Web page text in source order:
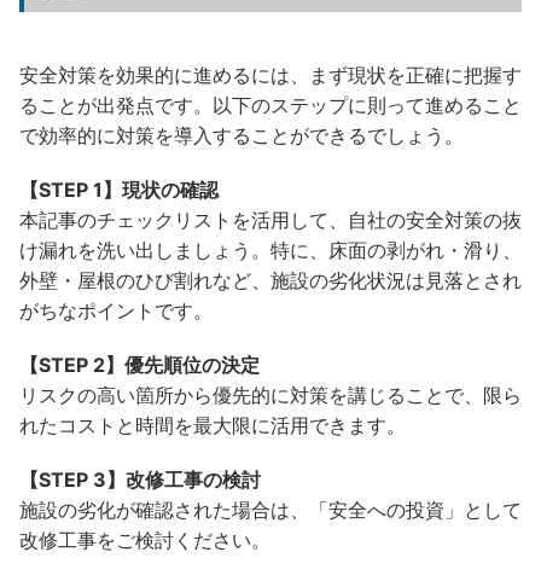
安全対策を効果的に進めるには、まず現状を正確に把握す
ることが出発点です。以下のステップに則って進めること
で効率的に対策を導入することができるでしょう。
【STEP 1】現状の確認
本記事のチェックリストを活用して、自社の安全対策の抜
け漏れを洗い出しましょう。特に、床面の剥がれ・滑り、
外壁・屋根のひび割れなど、施設の劣化状況は見落とされ
がちなポイントです。
【STEP 2】優先順位の決定
リスクの高い箇所から優先的に対策を講じることで、限ら
れたコストと時間を最大限に活用できます。
【STEP 3】改修工事の検討
施設の劣化が確認された場合は、「安全への投資」として
改修工事をご検討ください。